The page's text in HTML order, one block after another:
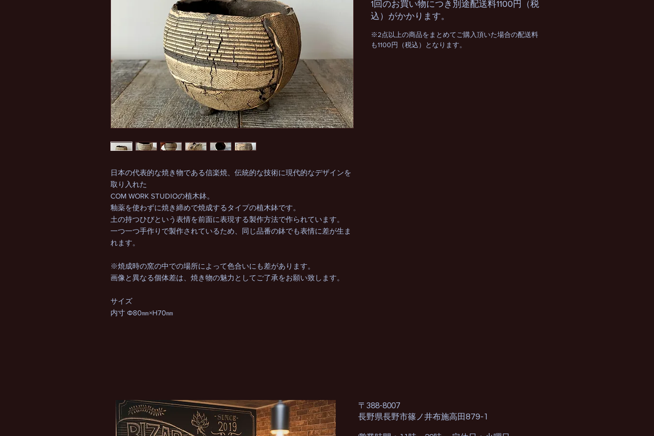
日本の代表的な焼き物である信楽焼、伝統的な技術に現代的なデザインを
取り入れた
COM WORK STUDIOの植木鉢。
釉薬を使わずに焼き締めで焼成するタイプの植木鉢です。
土の持つひびという表情を前面に表現する製作方法で作られています。
一つ一つ手作りで製作されているため、同じ品番の鉢でも表情に差が生ま
れます。
※焼成時の窯の中での場所によって色合いにも差があります。
画像と異なる個体差は、焼き物の魅力としてご了承をお願い致します。
サイズ
内寸 Φ80㎜×H70㎜
1回のお買い物につき別途配送料1100円（税
込）がかかります。
※2点以上の商品をまとめてご購入頂いた場合の配送料
も1100円（税込）となります。
〒388-8007
長野県長野市篠ノ井布施高田 879-1